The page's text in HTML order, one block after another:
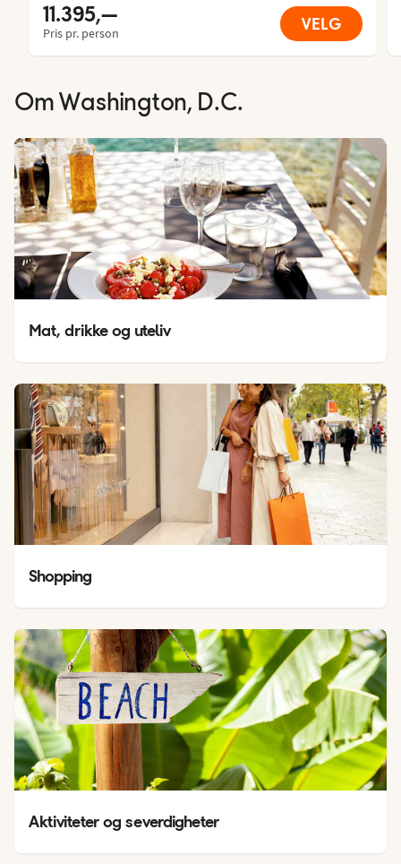
11.395,—
Pris pr. person VELG
Om Washington, D.C.
Mat, drikke og uteliv
Shopping
Aktiviteter og severdigheter